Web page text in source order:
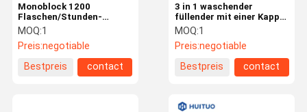
Monoblock 1200
Flaschen/Stunden-
füllende mit einer Kappe
bedeckende Maschine
MOQ:1
Preis:negotiable
Bestpreis
contact
3 in 1 waschender
füllender mit einer Kappe
bedeckender Maschine
Monoblock
MOQ:1
Preis:negotiable
Bestpreis
contact